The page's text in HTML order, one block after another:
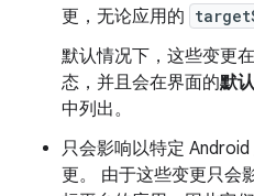
更，无论应用的
默认情况下，这些变更
态，并且会在界面的默
中列出。
只会影响以特定
更。 由于这些变更只会